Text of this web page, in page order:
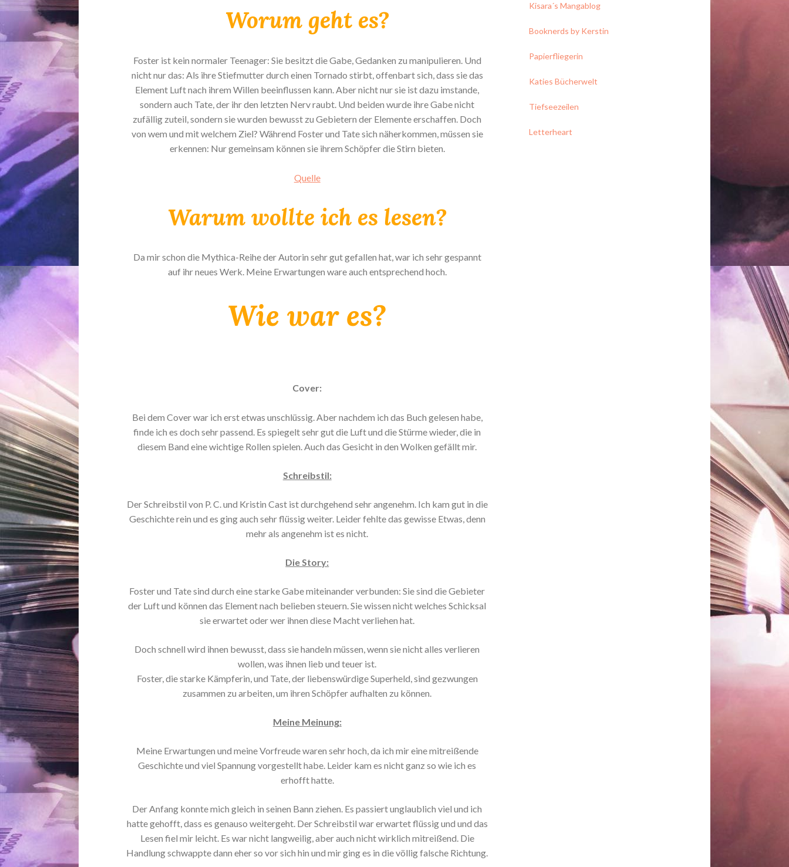
Worum geht es?
Foster ist kein normaler Teenager: Sie besitzt die Gabe, Gedanken zu manipulieren. Und
nicht nur das: Als ihre Stiefmutter durch einen Tornado stirbt, offenbart sich, dass sie das
Element Luft nach ihrem Willen beeinflussen kann. Aber nicht nur sie ist dazu imstande,
sondern auch Tate, der ihr den letzten Nerv raubt. Und beiden wurde ihre Gabe nicht
zufällig zuteil, sondern sie wurden bewusst zu Gebietern der Elemente erschaffen. Doch
von wem und mit welchem Ziel? Während Foster und Tate sich näherkommen, müssen sie
erkennen: Nur gemeinsam können sie ihrem Schöpfer die Stirn bieten.
Quelle
Warum wollte ich es lesen?
Da mir schon die Mythica-Reihe der Autorin sehr gut gefallen hat, war ich sehr gespannt
auf ihr neues Werk. Meine Erwartungen ware auch entsprechend hoch.
Wie war es?
Cover:
Bei dem Cover war ich erst etwas unschlüssig. Aber nachdem ich das Buch gelesen habe,
finde ich es doch sehr passend. Es spiegelt sehr gut die Luft und die Stürme wieder, die in
diesem Band eine wichtige Rollen spielen. Auch das Gesicht in den Wolken gefällt mir.
Schreibstil:
Der Schreibstil von P. C. und Kristin Cast ist durchgehend sehr angenehm. Ich kam gut in die
Geschichte rein und es ging auch sehr flüssig weiter. Leider fehlte das gewisse Etwas, denn
mehr als angenehm ist es nicht.
Die Story:
Foster und Tate sind durch eine starke Gabe miteinander verbunden: Sie sind die Gebieter
der Luft und können das Element nach belieben steuern. Sie wissen nicht welches Schicksal
sie erwartet oder wer ihnen diese Macht verliehen hat.
Doch schnell wird ihnen bewusst, dass sie handeln müssen, wenn sie nicht alles verlieren
wollen, was ihnen lieb und teuer ist.
Foster, die starke Kämpferin, und Tate, der liebenswürdige Superheld, sind gezwungen
zusammen zu arbeiten, um ihren Schöpfer aufhalten zu können.
Meine Meinung:
Meine Erwartungen und meine Vorfreude waren sehr hoch, da ich mir eine mitreißende
Geschichte und viel Spannung vorgestellt habe. Leider kam es nicht ganz so wie ich es
erhofft hatte.
Der Anfang konnte mich gleich in seinen Bann ziehen. Es passiert unglaublich viel und ich
hatte gehofft, dass es genauso weitergeht. Der Schreibstil war erwartet flüssig und und das
Lesen fiel mir leicht. Es war nicht langweilig, aber auch nicht wirklich mitreißend. Die
Handlung schwappte dann eher so vor sich hin und mir ging es in die völlig falsche Richtung.
Kisara´s Mangablog
Booknerds by Kerstin
Papierfliegerin
Katies Bücherwelt
Tiefseezeilen
Letterheart